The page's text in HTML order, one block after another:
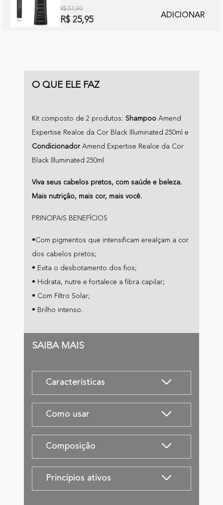
R$ 51,90
R$ 25,95 ADICIONAR
O QUE ELE FAZ
Kit composto de 2 produtos: Shampoo Amend
Expertise Realce da Cor Black Illuminated 250ml e
Condicionador Amend Expertise Realce da Cor
Black Illuminated 250ml
Viva seus cabelos pretos, com saúde e beleza.
Mais nutrição, mais cor, mais você.
PRINCIPAIS BENEFÍCIOS
•Com pigmentos que intensificam erealçam a cor
dos cabelos pretos;
• Evita o desbotamento dos fios;
• Hidrata, nutre e fortalece a fibra capilar;
• Com Filtro Solar;
• Brilho intenso.
SAIBA MAIS
Características
Como usar
Composição
Princípios ativos